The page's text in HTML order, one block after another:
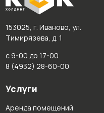
153025, г. Иваново, ул.
Тимирязева, д. 1
с 9-00 до 17-00
8 (4932) 28-60-00
Услуги
Аренда помещений